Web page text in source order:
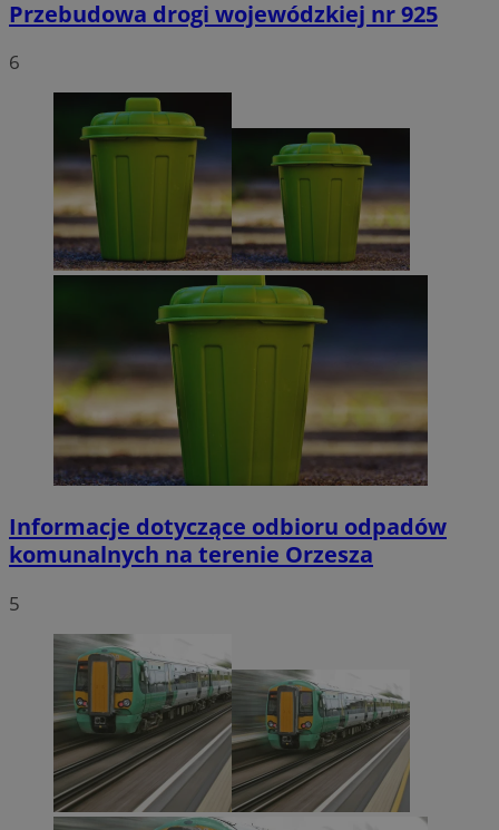
Przebudowa drogi wojewódzkiej nr 925
6
Informacje dotyczące odbioru odpadów
komunalnych na terenie Orzesza
5